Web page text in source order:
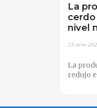
La
nivel
23-ene-
La
redujo